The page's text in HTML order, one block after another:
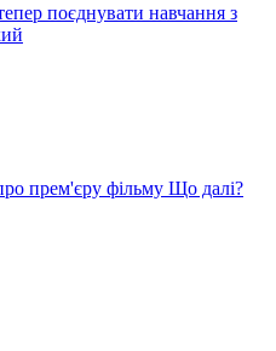
поєднувати навчання з
прем'єру фільму Що далі?